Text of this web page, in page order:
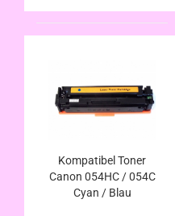
Kompatibel Toner
Canon 054HC / 054C
Cyan / Blau